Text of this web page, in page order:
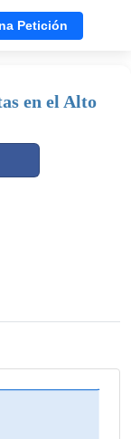
Petición
en el Alto